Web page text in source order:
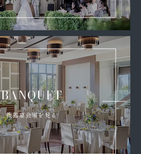
BANQUET
披露宴会場を見る